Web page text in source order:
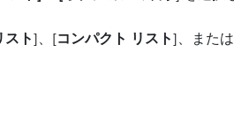
スト]、[コンパクト リスト]、また